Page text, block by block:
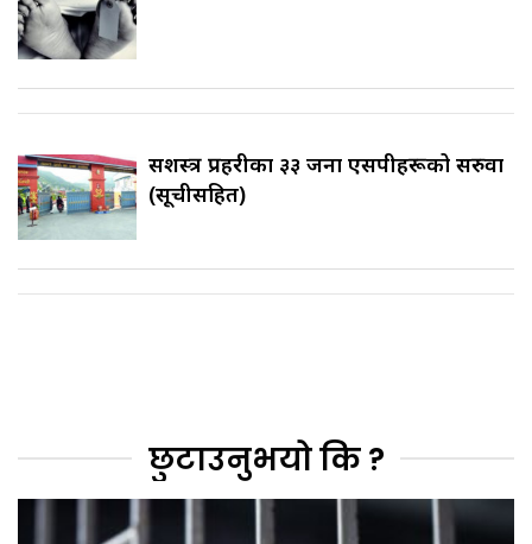
सशस्त्र प्रहरीका ३३ जना एसपीहरूको सरुवा
(सूचीसहित)
छुटाउनुभयो कि ?